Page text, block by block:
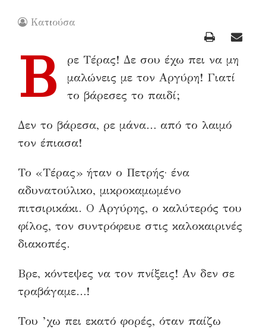
Κατιούσα
Β
ρε Τέρας! Δε σου έχω πει να μη
μαλώνεις με τον Αργύρη! Γιατί
το βάρεσες το παιδί;
Δεν το βάρεσα, ρε μάνα… από το λαιμό
τον έπιασα!
Το «Τέρας» ήταν ο Πετρής· ένα
αδυνατούλικο, μικροκαμωμένο
πιτσιρικάκι. Ο Αργύρης, ο καλύτερός του
φίλος, τον συντρόφευε στις καλοκαιρινές
διακοπές.
Βρε, κόντεψες να τον πνίξεις! Αν δεν σε
τραβάγαμε…!
Του ’χω πει εκατό φορές, όταν παίζω